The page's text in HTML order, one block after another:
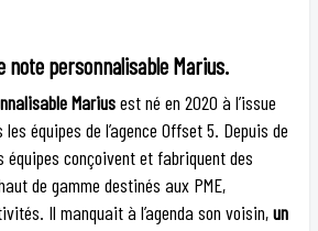
note personnalisable Marius.
Mariusest né en 2020 à l’issue
équipes de l’agence Offset 5. Depuis de
équipes conçoivent et fabriquent des
de gamme destinés aux PME,
Il manquait à l’agenda son voisin,un